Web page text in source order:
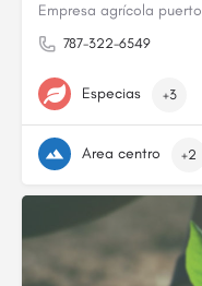
787-322-6549
Especias +3
Area centro +2